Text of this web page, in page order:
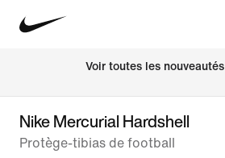
Voir toutes les nouveautés
Nike Mercurial Hardshell
Protège-tibias de football